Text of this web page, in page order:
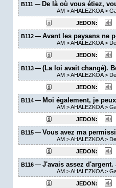
B111 — De là où vous étiez,
AM> AHALEZKOA >
JEDON:
B112 — Avant les paysans ne
AM> AHALEZKOA >
JEDON:
B113 — (La loi avait changé).
AM> AHALEZKOA >
JEDON:
B114 — Moi également, je peux
AM> AHALEZKOA >
JEDON:
B115 — Vous avez ma
AM> AHALEZKOA >
JEDON:
B116 — J'avais assez d'argent.
AM> AHALEZKOA >
JEDON: